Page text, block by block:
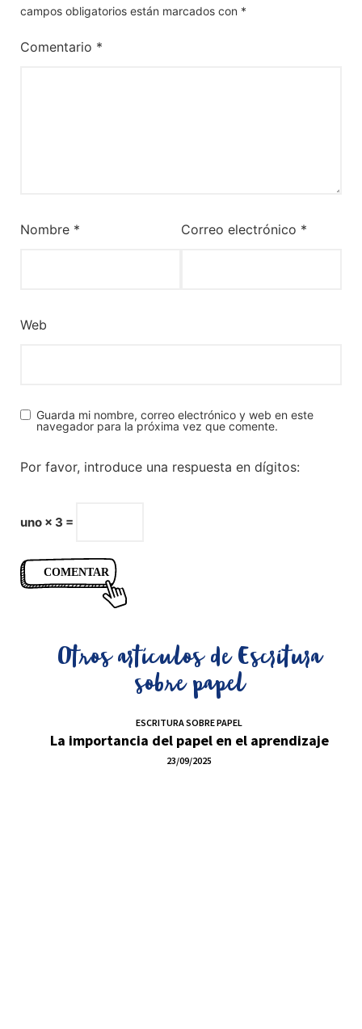
campos obligatorios están marcados con *
Comentario *
Nombre * Correo electrónico *
Web
Guarda mi nombre, correo electrónico y web en este
navegador para la próxima vez que comente.
Por favor, introduce una respuesta en dígitos:
uno × 3 =
Otros artículos deEscritura
sobre papel
ESCRITURA SOBRE PAPEL
La importancia del papel en el aprendizaje
23/09/2025